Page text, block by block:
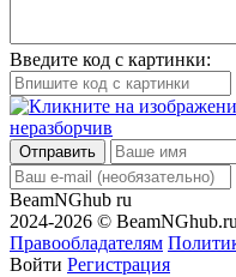
Введите код с картинки:
Отправить
BeamNGhub ru
2024-2026 ©
Правообладателям
Войти Регистрация